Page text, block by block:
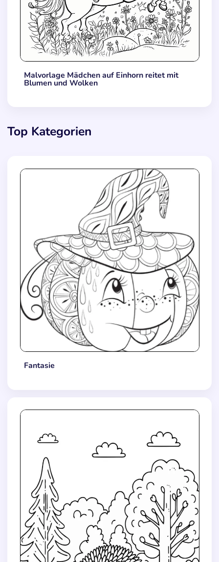
Malvorlage Mädchen auf Einhorn reitet mit
Blumen und Wolken
Top Kategorien
Fantasie